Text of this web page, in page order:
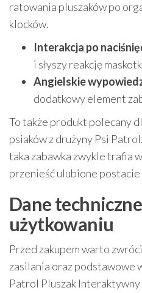
ratowania pluszaków po
klocków.
Interakcja po
i słyszy reakcję
Angielskie
dodatkowy element
To także produkt polecany
psiaków z drużyny Psi
taka zabawka zwykle trafia
przenieść ulubione postacie
Dane
użytkowaniu
Przed zakupem warto
zasilania oraz podstawowe
Patrol Pluszak